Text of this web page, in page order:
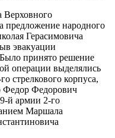
Верховного
предложение народного
Герасимовича
эвакуации
принято решение
операции выделялись
стрелкового корпуса,
Федор Федорович
й армии 2-го
Маршала